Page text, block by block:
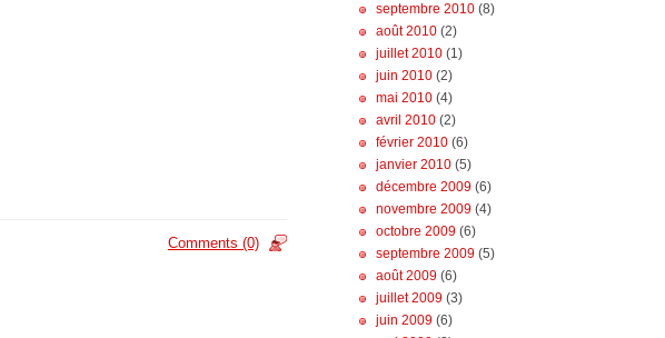
Comments (0)
septembre 2010 (8)
août 2010 (2)
juillet 2010 (1)
juin 2010 (2)
mai 2010 (4)
avril 2010 (2)
février 2010 (6)
janvier 2010 (5)
décembre 2009 (6)
novembre 2009 (4)
octobre 2009 (6)
septembre 2009 (5)
août 2009 (6)
juillet 2009 (3)
juin 2009 (6)